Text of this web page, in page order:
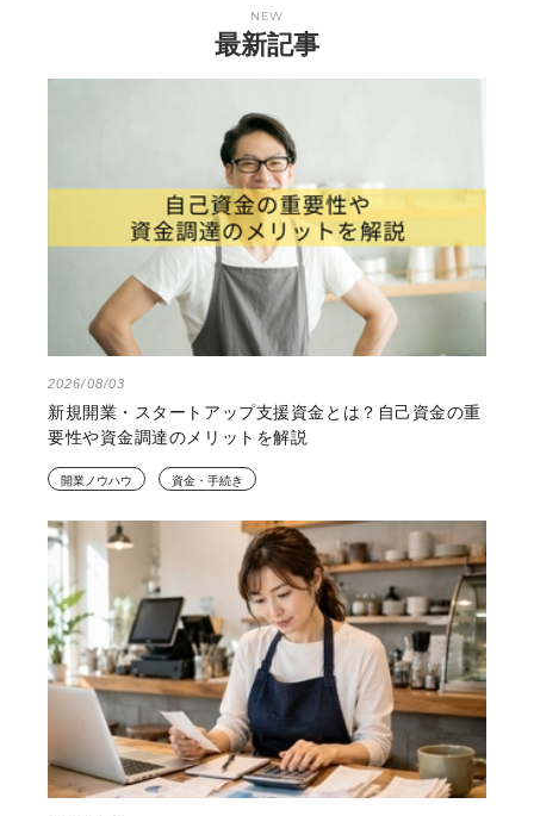
NEW
最新記事
2026/08/03
新規開業・スタートアップ支援資金とは？自己資金の重
要性や資金調達のメリットを解説
開業ノウハウ 資金・手続き